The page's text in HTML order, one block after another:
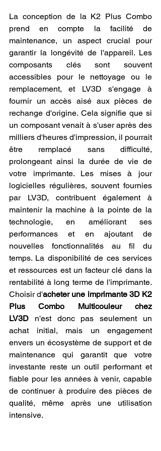
La conception de la K2 Plus Combo
prend en compte la facilité de
maintenance, un aspect crucial pour
garantir la longévité de l'appareil. Les
composants clés sont souvent
accessibles pour le nettoyage ou le
remplacement, et LV3D s'engage à
fournir un accès aisé aux pièces de
rechange d'origine. Cela signifie que si
un composant venait à s'user après des
milliers d'heures d'impression, il pourrait
être remplacé sans difficulté,
prolongeant ainsi la durée de vie de
votre imprimante. Les mises à jour
logicielles régulières, souvent fournies
par LV3D, contribuent également à
maintenir la machine à la pointe de la
technologie, en améliorant ses
performances et en ajoutant de
nouvelles fonctionnalités au fil du
temps. La disponibilité de ces services
et ressources est un facteur clé dans la
rentabilité à long terme de l'imprimante.
Choisir d'acheter une imprimante 3D K2
Plus Combo Multicouleur chez
LV3D n'est donc pas seulement un
achat initial, mais un engagement
envers un écosystème de support et de
maintenance qui garantit que votre
investante reste un outil performant et
fiable pour les années à venir, capable
de continuer à produire des pièces de
qualité, même après une utilisation
intensive.